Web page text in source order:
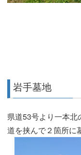
岩手墓地
県道53号より一本北
道を挟んで２箇所に